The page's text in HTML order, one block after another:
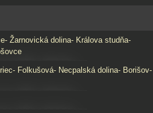
Žarnovická dolina- Králova studňa-
Folkušová- Necpalská dolina- Borišov-